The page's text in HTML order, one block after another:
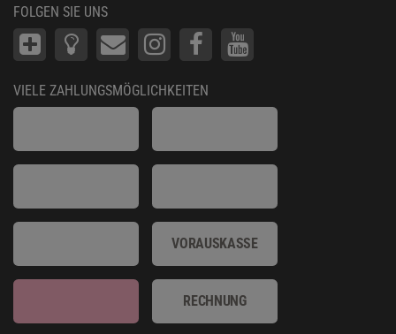
FOLGEN SIE UNS
VIELE ZAHLUNGSMÖGLICHKEITEN
VORAUSKASSE
RECHNUNG